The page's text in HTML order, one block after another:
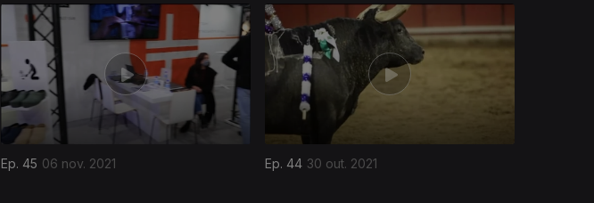
Ep. 45 06 nov. 2021 Ep. 44 30 out. 2021